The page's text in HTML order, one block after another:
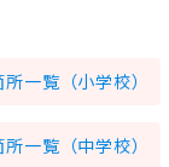
一覧（小学校）
一覧（中学校）